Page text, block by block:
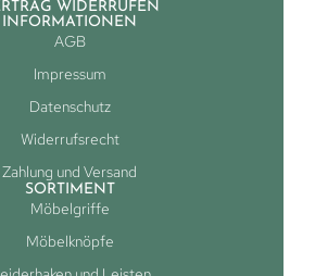
WIDERRUFEN
INFORMATIONEN
AGB
Impressum
Datenschutz
Widerrufsrecht
Zahlung und Versand
SORTIMENT
Möbelgriffe
Möbelknöpfe